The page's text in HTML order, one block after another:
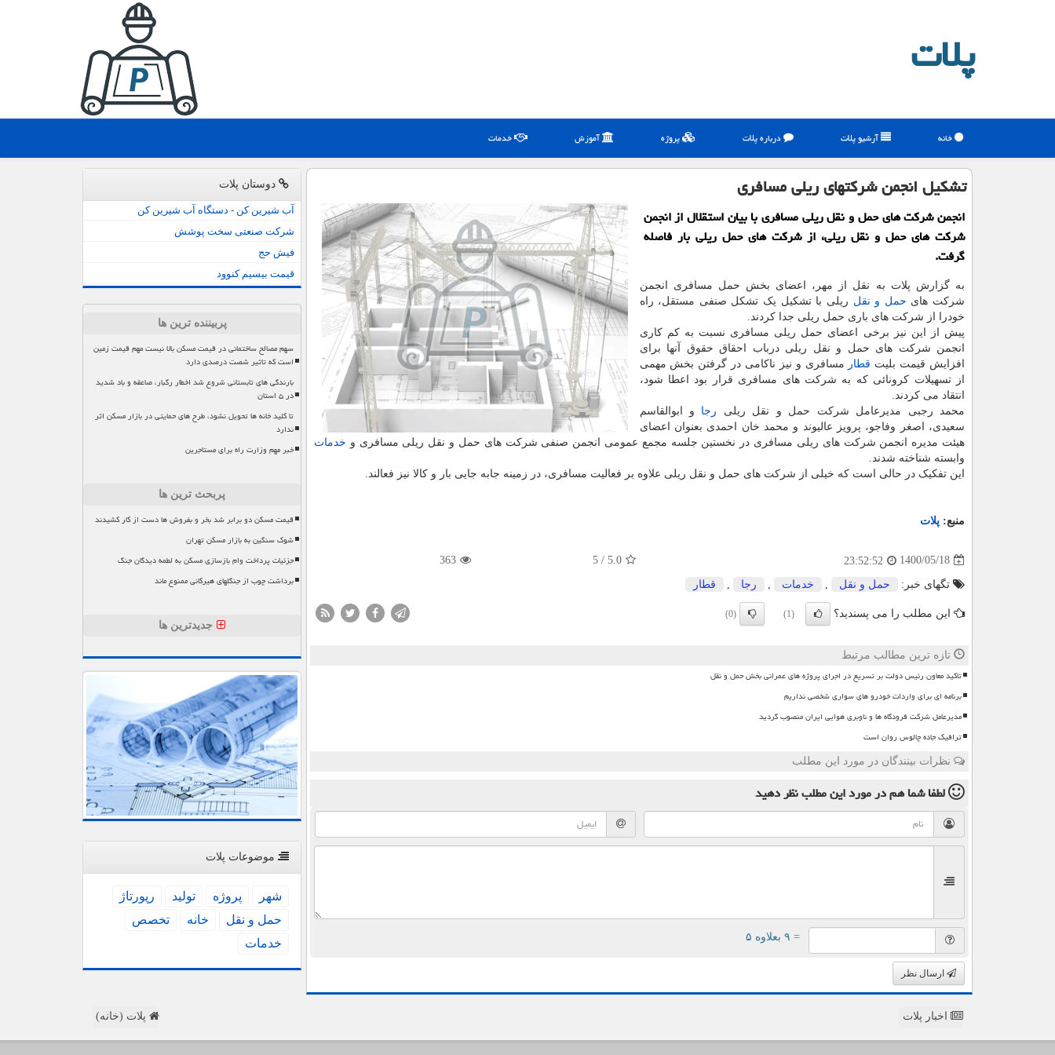
پلات
خانه آرشیو پلات درباره پلات پروژه آموزش خدمات
تشکیل انجمن شرکتهای ریلی مسافری
انجمن شرکت های حمل و نقل ریلی مسافری با بیان استقلال از انجمن
شرکت های حمل و نقل ریلی، از شرکت های حمل ریلی بار فاصله
گرفت.
به گزارش پلات به نقل از مهر، اعضای بخش حمل مسافری انجمن
شرکت های حمل و نقل ریلی با تشکیل یک تشکل صنفی مستقل، راه
خودرا از شرکت های باری حمل ریلی جدا کردند.
پیش از این نیز برخی اعضای حمل ریلی مسافری نسبت به کم کاری
انجمن شرکت های حمل و نقل ریلی درباب احقاق حقوق آنها برای
افزایش قیمت بلیت قطار مسافری و نیز ناکامی در گرفتن بخش مهمی
از تسهیلات کرونائی که به شرکت های مسافری قرار بود اعطا شود،
انتقاد می کردند.
محمد رجبی مدیرعامل شرکت حمل و نقل ریلی رجا و ابوالقاسم
سعیدی، اصغر وفاجو، پرویز عالیوند و محمد خان احمدی بعنوان اعضای
هیئت مدیره انجمن شرکت های ریلی مسافری در نخستین جلسه مجمع عمومی انجمن صنفی شرکت های حمل و نقل ریلی مسافری و خدمات
وابسته شناخته شدند.
این تفکیک در حالی است که خیلی از شرکت های حمل و نقل ریلی علاوه بر فعالیت مسافری، در زمینه جابه جایی بار و کالا نیز فعالند.
منبع: پلات
1400/05/18
23:52:52
5.0
/
5
363
تگهای خبر: حمل و نقل خدمات رجا قطار
این مطلب را می پسندید؟ (1)
(0)
تازه ترین مطالب مرتبط
تاکید معاون رئیس دولت بر تسریع در اجرای پروژه های عمرانی بخش حمل و نقل
برنامه ای برای واردات خودرو های سواری شخصی نداریم
مدیرعامل شرکت فرودگاه ها و ناوبری هوایی ایران منصوب گردید
ترافیک جاده چالوس روان است
نظرات بینندگان در مورد این مطلب
لطفا شما همدر مورد این مطلبنظر دهید
= ۹ بعلاوه ۵
ارسال نظر
دوستان پلات
آب شیرین کن - دستگاه آب شیرین کن
شرکت صنعتی سخت پوشش
فیش حج
قیمت بیسیم کنوود
پربیننده ترین ها
سهم مصالح ساختمانی در قیمت مسکن بالا نیست مهم قیمت زمین
است که تاثیر شصت درصدی دارد
بارندگی های تابستانی شروع شد اخطار رگبار، صاعقه و باد شدید
در ۵ استان
تا کلید خانه ها تحویل نشود، طرح های حمایتی در بازار مسکن اثر
ندارد
خبر مهم وزارت راه برای مستاجرین
پربحث ترین ها
قیمت مسکن دو برابر شد بخر و بفروش ها دست از کار کشیدند
شوک سنگین به بازار مسکن تهران
جزئیات پرداخت وام بازسازی مسکن به لطمه دیدگان جنگ
برداشت چوب از جنگلهای هیرکانی ممنوع ماند
جدیدترین ها
موضوعات پلات
شهر پروژه تولید
رپورتاژ
حمل و نقل
خانه
تخصص
خدمات
اخبار پلات پلات (خانه)